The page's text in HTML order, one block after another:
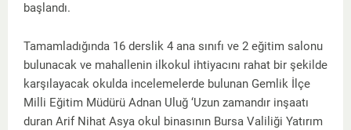
başlandı.
Tamamladığında 16 derslik 4 ana sınıfı ve 2 eğitim salonu
bulunacak ve mahallenin ilkokul ihtiyacını rahat bir şekilde
karşılayacak okulda incelemelerde bulunan Gemlik İlçe
Milli Eğitim Müdürü Adnan Uluğ ‘Uzun zamandır inşaatı
duran Arif Nihat Asya okul binasının Bursa Valiliği Yatırım